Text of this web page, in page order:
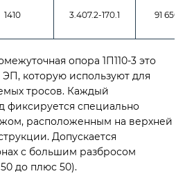
1410 3.407.2-170.1 91 650
опора 1П110-3 это
которую используют для
тросов. Каждый
фиксируется специально
расположенным на верхней
Допускается
с большим разбросом
до плюс 50).